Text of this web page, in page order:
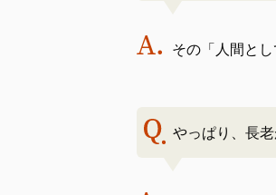
その「人間と
やっぱり、長